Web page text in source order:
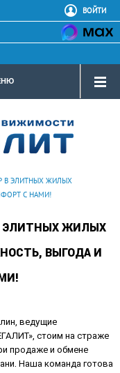
ВОЙТИ
В ЭЛИТНЫХ ЖИЛЫХ
С НАМИ!
ЭЛИТНЫХ ЖИЛЫХ
ВЫГОДА И
ведущие
стоим на страже
продаже и обмене
Наша команда готова